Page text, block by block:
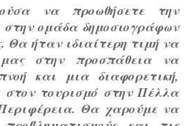
να προωθήσετε την
ομάδα δημοσιογράφων
Θα ήταν ιδιαίτερη τιμή να
στην προσπάθεια να
και μια διαφορετική,
στον τουρισμό στην Πέλλα
Θα χαρούμε να